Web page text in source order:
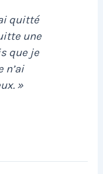
quitté
une
que je
n’ai
»